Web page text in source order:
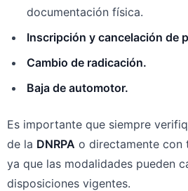
documentación física.
Inscripción y cancelación de
Cambio de radicación.
Baja de automotor.
Es importante que siempre
de la DNRPA o directamente con
ya que las modalidades pueden
disposiciones vigentes.